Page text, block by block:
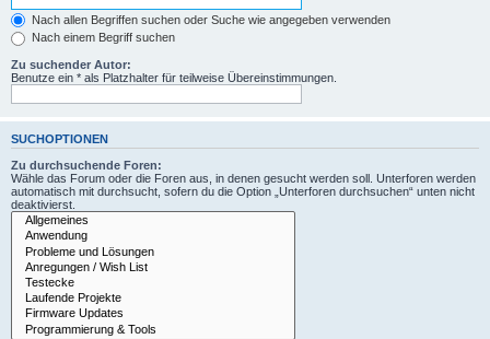
Nach allen Begriffen suchen oder Suche wie angegeben verwenden
Nach einem Begriff suchen
Zu suchender Autor:
Benutze ein * als Platzhalter für teilweise Übereinstimmungen.
SUCHOPTIONEN
Zu durchsuchende Foren:
Wähle das Forum oder die Foren aus, in denen gesucht werden soll. Unterforen werden
automatisch mit durchsucht, sofern du die Option „Unterforen durchsuchen“ unten nicht
deaktivierst.